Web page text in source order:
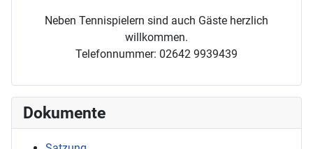
Neben Tennispielern sind auch Gäste herzlich
willkommen.
Telefonnummer: 02642 9939439
Dokumente